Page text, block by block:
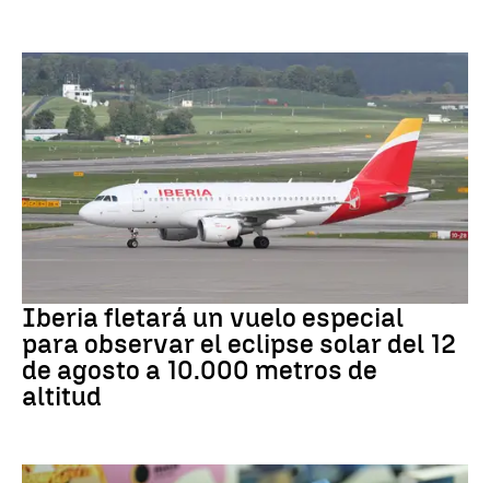
Iberia fletará un vuelo especial
para observar el eclipse solar del 12
de agosto a 10.000 metros de
altitud